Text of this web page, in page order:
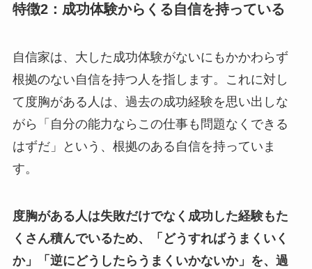
特徴2：成功体験からくる自信を持っている
自信家は、大した成功体験がないにもかかわらず
根拠のない自信を持つ人を指します。これに対し
て度胸がある人は、過去の成功経験を思い出しな
がら「自分の能力ならこの仕事も問題なくできる
はずだ」という、根拠のある自信を持っていま
す。
度胸がある人は失敗だけでなく成功した経験もた
くさん積んでいるため、「どうすればうまくいく
か」「逆にどうしたらうまくいかないか」を、過